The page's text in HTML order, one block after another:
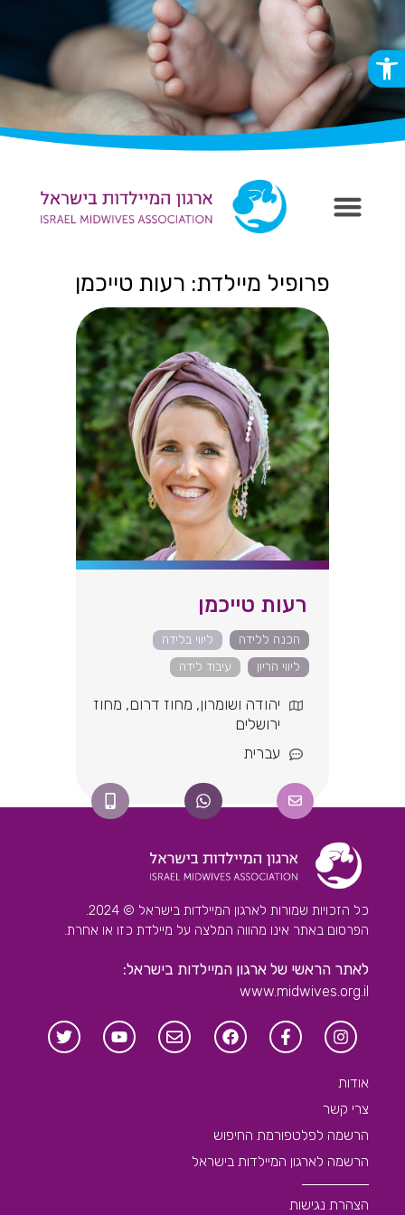
פתח סרגל נגישות
פרופיל מיילדת: רעות טייכמן
רעות טייכמן
הכנה ללידה
ליווי בלידה
ליווי הריון
עיבוד לידה
יהודה ושומרון, מחוז דרום, מחוז
ירושלים
עברית
כל הזכויות שמורות לארגון המיילדות בישראל © 2024.
הפרסום באתר אינו מהווה המלצה על מיילדת כזו או אחרת.
לאתר הראשי של ארגון המיילדות בישראל:
www.midwives.org.il
אודות
צרי קשר
הרשמה לפלטפורמת החיפוש
הרשמה לארגון המיילדות בישראל
הצהרת נגישות